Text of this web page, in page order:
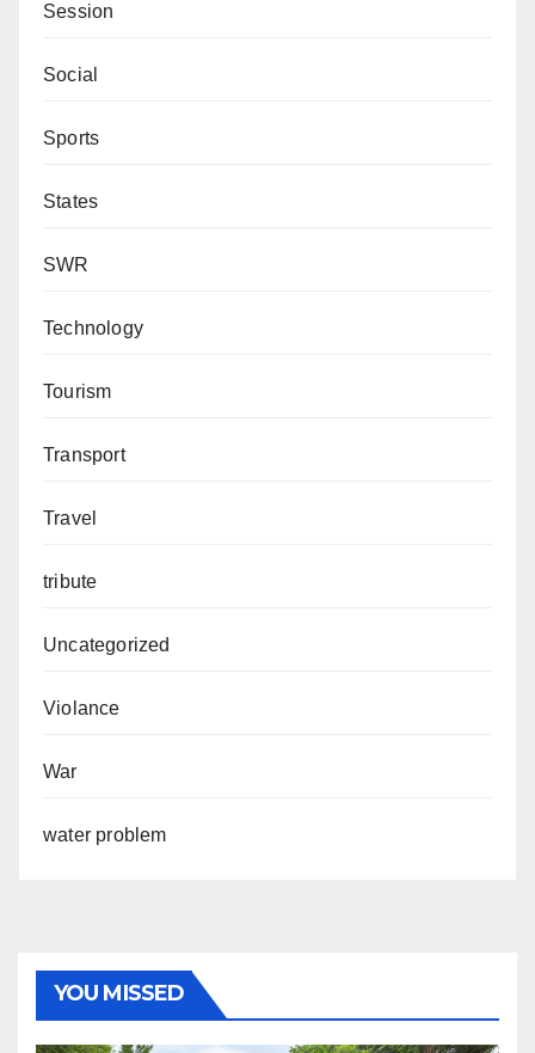
Session
Social
Sports
States
SWR
Technology
Tourism
Transport
Travel
tribute
Uncategorized
Violance
War
water problem
YOU MISSED